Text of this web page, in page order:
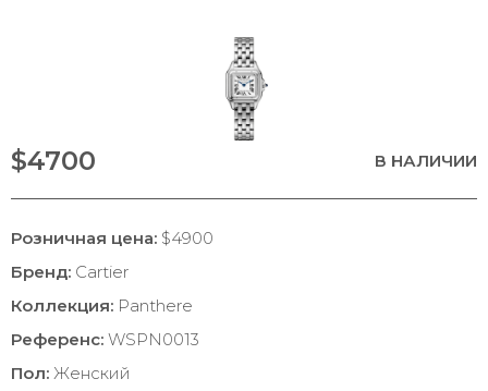
$4700 В НАЛИЧИИ
Розничная цена: $4900
Бренд: Cartier
Коллекция: Panthere
Референс: WSPN0013
Пол: Женский